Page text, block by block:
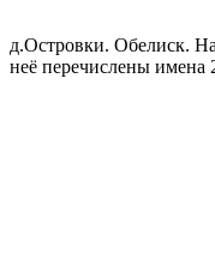
д.Островки. Обелиск.
неё перечислены имена